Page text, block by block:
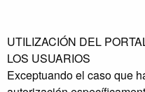
UTILIZACIÓN DEL
LOS USUARIOS
Exceptuando el caso que